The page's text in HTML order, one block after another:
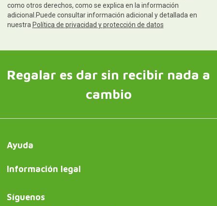
como otros derechos, como se explica en la información
adicional.Puede consultar información adicional y detallada en
nuestra Política de privacidad y protección de datos
Regalar es dar sin recibir nada a
cambio
Ayuda
Información legal
Síguenos